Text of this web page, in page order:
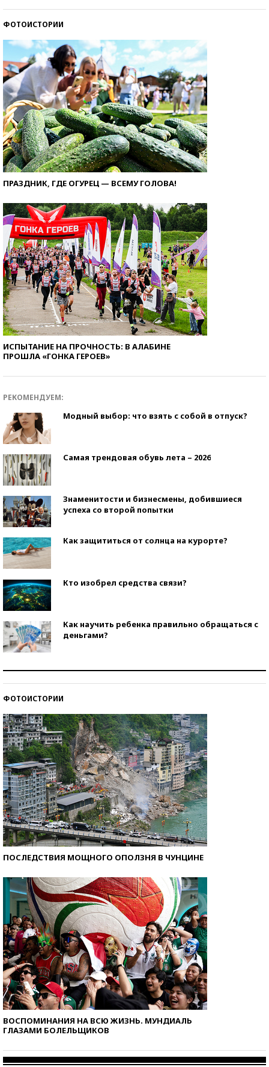
ФОТОИСТОРИИ
ПРАЗДНИК, ГДЕ ОГУРЕЦ — ВСЕМУ ГОЛОВА!
ИСПЫТАНИЕ НА ПРОЧНОСТЬ: В АЛАБИНЕ
ПРОШЛА «ГОНКА ГЕРОЕВ»
РЕКОМЕНДУЕМ:
Модный выбор: что взять с собой в отпуск?
Самая трендовая обувь лета – 2026
Знаменитости и бизнесмены, добившиеся
успеха со второй попытки
Как защититься от солнца на курорте?
Кто изобрел средства связи?
Как научить ребенка правильно обращаться с
деньгами?
ФОТОИСТОРИИ
ПОСЛЕДСТВИЯ МОЩНОГО ОПОЛЗНЯ В ЧУНЦИНЕ
ВОСПОМИНАНИЯ НА ВСЮ ЖИЗНЬ. МУНДИАЛЬ
ГЛАЗАМИ БОЛЕЛЬЩИКОВ